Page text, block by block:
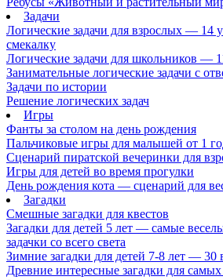
Задачи
Логические задачи для взрослых — 14
смекалку
Логические задачи для школьников —
Занимательные логические задачи с
Задачи по истории
Решение логических задач
Игры
Фанты за столом на день рождения
Пальчиковые игры для малышей от 1
Сценарий пиратской вечеринки для
Игры для детей во время прогулки
День рождения кота — сценарий для
Загадки
Смешные загадки для квестов
Загадки для детей 5 лет — самые
задачки со всего света
Зимние загадки для детей 7-8 лет — 30
Древние интересные загадки для